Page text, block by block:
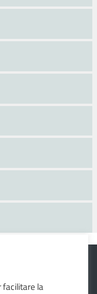
facilitare la